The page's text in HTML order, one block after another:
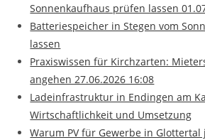
Sonnenkaufhaus prüfen lassen
Batteriespeicher in Stegen vom
lassen
Praxiswissen für Kirchzarten:
angehen 27.06.2026 16:08
Ladeinfrastruktur in Endingen am
Wirtschaftlichkeit und Umsetzung
Warum PV für Gewerbe in